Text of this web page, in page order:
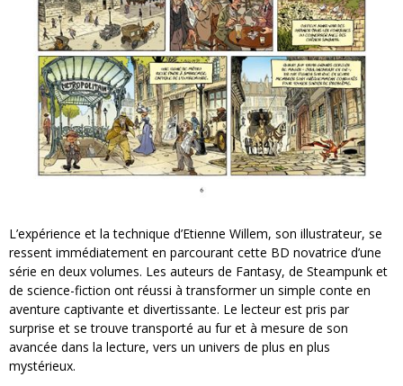
L’expérience et la technique d’Etienne Willem, son illustrateur, se
ressent immédiatement en parcourant cette BD novatrice d’une
série en deux volumes. Les auteurs de Fantasy, de Steampunk et
de science-fiction ont réussi à transformer un simple conte en
aventure captivante et divertissante. Le lecteur est pris par
surprise et se trouve transporté au fur et à mesure de son
avancée dans la lecture, vers un univers de plus en plus
mystérieux.